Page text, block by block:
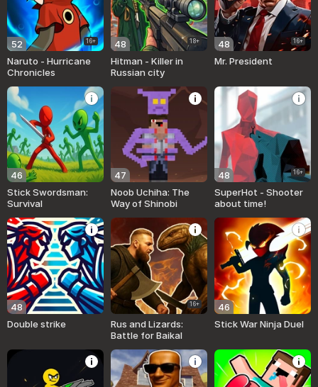
52 16+
Naruto - Hurricane
Chronicles
48 18+
Hitman - Killer in
Russian city
48 16+
Mr. President
46
Stick Swordsman:
Survival
47
Noob Uchiha: The
Way of Shinobi
48 16+
SuperHot - Shooter
about time!
48
Double strike
16+
Rus and Lizards:
Battle for Baikal
46
Stick War Ninja Duel